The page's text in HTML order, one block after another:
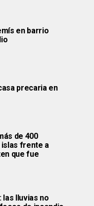
en barrio
precaria en
de 400
frente a
que fue
las lluvias no